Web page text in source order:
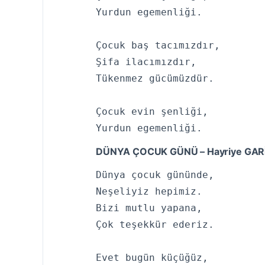
Yurdun egemenliği.
Çocuk baş tacımızdır,
Şifa ilacımızdır,
Tükenmez gücümüzdür.
Çocuk evin şenliği,
Yurdun egemenliği.
DÜNYA ÇOCUK GÜNÜ – Hayriye
Dünya çocuk gününde,
Neşeliyiz hepimiz.
Bizi mutlu yapana,
Çok teşekkür ederiz.
Evet bugün küçüğüz,